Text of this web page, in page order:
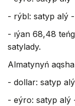
- rýbl: satyp alý
- ıýan 68,48
satylady.
Almatynyń
- dollar: satyp
- eýro: satyp alý